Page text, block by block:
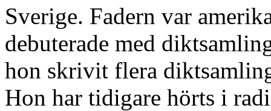
Sverige. Fadern var
debuterade med
hon skrivit flera
Hon har tidigare hörts i